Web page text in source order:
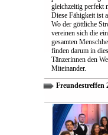
gleichzeitig perfekt
Diese Fähigkeit ist
Wo der göttliche
vereinen sich die
gesamten
finden darum in
Tänzerinnen den
Miteinander.
Freundestreffen